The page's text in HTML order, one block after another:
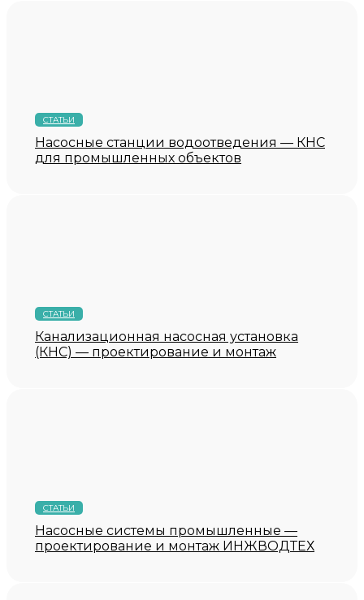
СТАТЬИ
Насосные станции водоотведения — КНС
для промышленных объектов
СТАТЬИ
Канализационная насосная установка
(КНС) — проектирование и монтаж
СТАТЬИ
Насосные системы промышленные —
проектирование и монтаж ИНЖВОДТЕХ